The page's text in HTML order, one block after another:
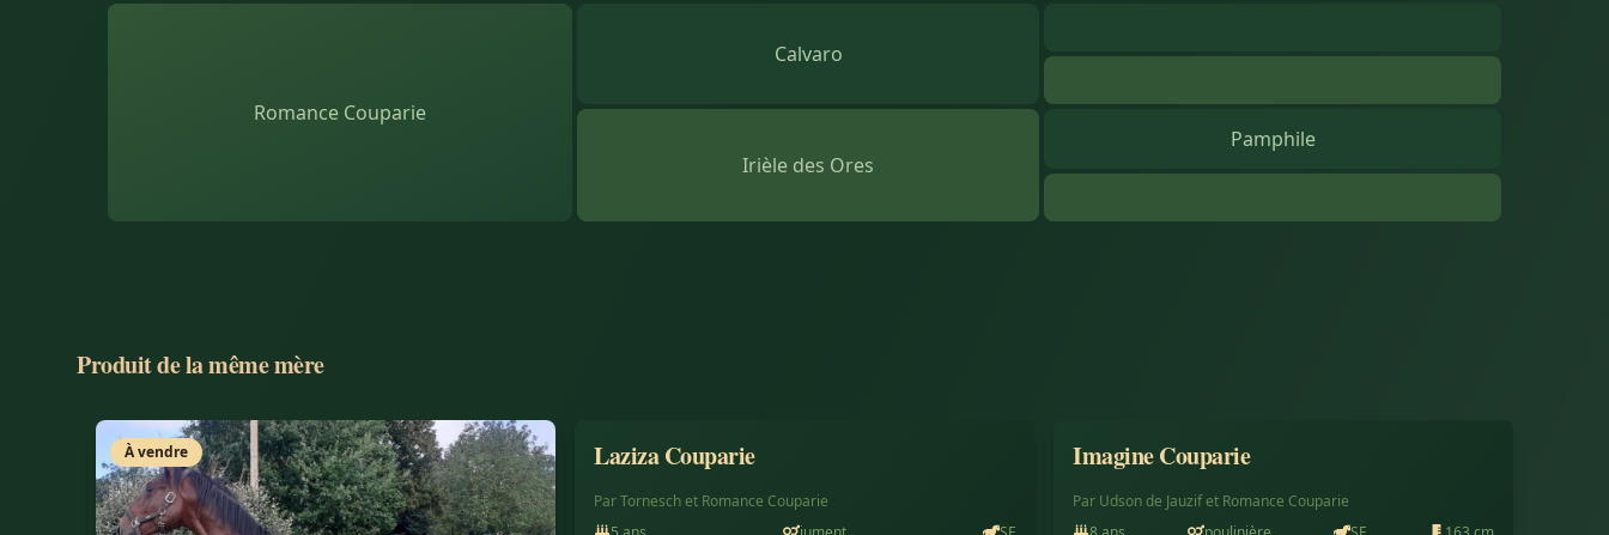
Romance Couparie
Calvaro
Irièle des Ores
Pamphile
Produit de la même mère
À vendre Conservé à l'élevage
Laziza Couparie
ParTorneschet Romance Couparie
Conservé à l'élevage
Imagine Couparie
Par Udson de Jauzifet Romance Couparie